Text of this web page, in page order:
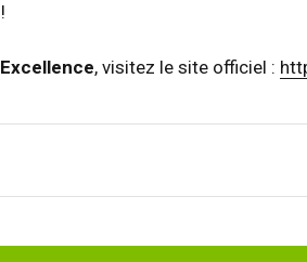
, visitez le site officiel :